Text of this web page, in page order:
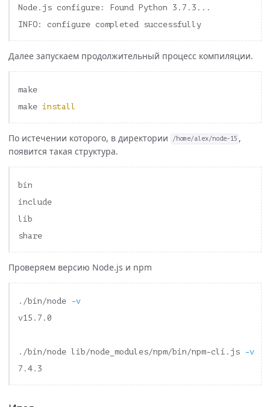
Node.js configure: Found Python 3.7.3...
Далее запускаем продолжительный процесс компиляции.
make
make install
По истечении которого, в директории /home/alex/node-15 ,
появится такая структура.
bin
include
lib
Проверяем версию Node.js и npm
./bin/node
-v
v15.7.0
./bin/node lib/node_modules/npm/bin/npm-cli.js
-v